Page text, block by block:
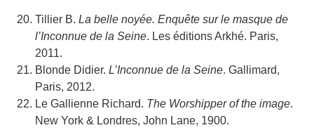
Tillier B. La belle noyée. Enquête sur le masque de
l’Inconnue de la Seine. Les éditions Arkhé. Paris,
2011.
Blonde Didier. L’Inconnue de la Seine. Gallimard,
Paris, 2012.
Le Gallienne Richard. The Worshipper of the image.
New York & Londres, John Lane, 1900.